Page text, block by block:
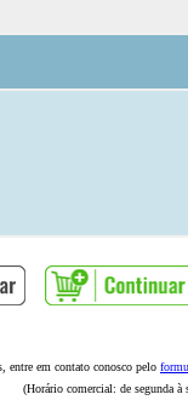
entre em contato conosco pelo
(Horário comercial: de segunda à